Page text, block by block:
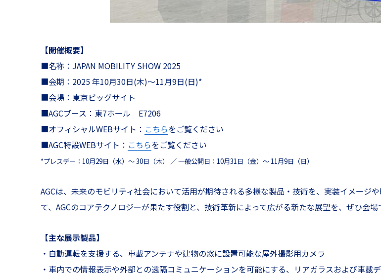
【開催概要】
■名称：JAPAN MOBILITY SHOW 2025
■会期：2025 年10月30日(木)～11月9日(日)*
■会場：東京ビッグサイト
■AGCブース：東7ホール E7206
■オフィシャルWEBサイト： こちらをご覧ください
■AGC特設WEBサイト： こちらをご覧ください
*プレスデー：10月29日（水）～ 30日（木） ／ 一般公開日：10月31日（金）～ 11月9日（日）
AGCは、未来のモビリティ社会において活用が期待される多様な製品・技術を、実装イメージ
て、AGCのコアテクノロジーが果たす役割と、技術革新によって広がる新たな展望を、ぜひ会場
【主な展示製品】
・自動運転を支援する、車載アンテナや建物の窓に設置可能な屋外撮影用カメラ
・車内での情報表示や外部との遠隔コミュニケーションを可能にする、リアガラスおよび車載